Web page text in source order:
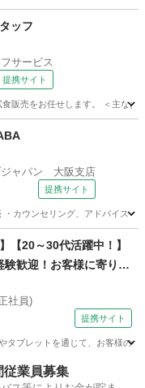
ッフ
サービス
提携サイト
販売をお任せします。 ＜主な
ジャパン 大阪支店
提携サイト
カウンセリング、アドバイス
【20～30代活躍中！】
歓迎！お客様に寄り添
募集 株式会社APパート
プ
社員)
提携サイト
ブレットを通じて、お客様の
従業員募集